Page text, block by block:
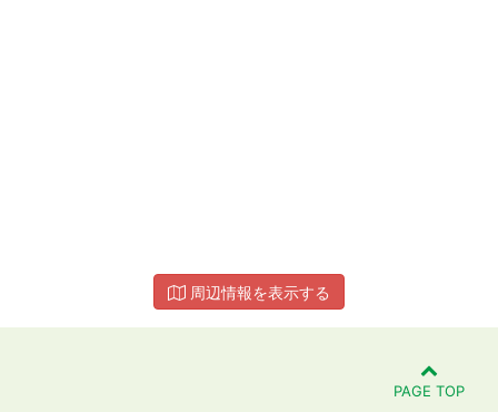
周辺情報を表示する
PAGE TOP